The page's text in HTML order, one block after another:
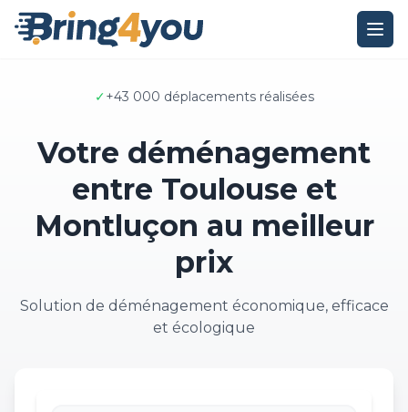
✓+43 000 déplacements réalisées
Votre déménagement
entre Toulouse et
Montluçon au meilleur
prix
Solution de déménagement économique, efficace
et écologique